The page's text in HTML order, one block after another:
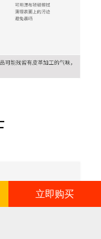
立即购买